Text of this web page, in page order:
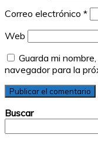
Correo electrónico *
Web
Guarda mi
navegador para la
Buscar